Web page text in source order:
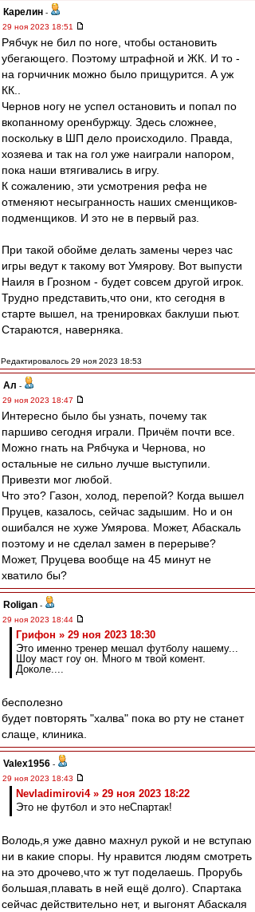
Карелин -
29 ноя 2023 18:51
Рябчук не бил по ноге, чтобы остановить
убегающего. Поэтому штрафной и ЖК. И то -
на горчичник можно было прищурится. А уж
КК..
Чернов ногу не успел остановить и попал по
вкопанному оренбуржцу. Здесь сложнее,
поскольку в ШП дело происходило. Правда,
хозяева и так на гол уже наиграли напором,
пока наши втягивались в игру.
К сожалению, эти усмотрения рефа не
отменяют несыгранность наших сменщиков-
подменщиков. И это не в первый раз.
При такой обойме делать замены через час
игры ведут к такому вот Умярову. Вот выпусти
Наиля в Грозном - будет совсем другой игрок.
Трудно представить,что они, кто сегодня в
старте вышел, на тренировках баклуши пьют.
Стараются, наверняка.
Редактировалось 29 ноя 2023 18:53
Ал -
29 ноя 2023 18:47
Интересно было бы узнать, почему так
паршиво сегодня играли. Причём почти все.
Можно гнать на Рябчука и Чернова, но
остальные не сильно лучше выступили.
Привезти мог любой.
Что это? Газон, холод, перепой? Когда вышел
Пруцев, казалось, сейчас задышим. Но и он
ошибался не хуже Умярова. Может, Абаскаль
поэтому и не сделал замен в перерыве?
Может, Пруцева вообще на 45 минут не
хватило бы?
Roligan -
29 ноя 2023 18:44
Грифон » 29 ноя 2023 18:30
Это именно тренер мешал футболу нашему...
Шоу маст гоу он. Много м твой комент.
Доколе....
бесполезно
будет повторять "халва" пока во рту не станет
слаще, клиника.
Valex1956 -
29 ноя 2023 18:43
Nevladimirovi4 » 29 ноя 2023 18:22
Это не футбол и это неСпартак!
Володь,я уже давно махнул рукой и не вступаю
ни в какие споры. Ну нравится людям смотреть
на это дрочево,что ж тут поделаешь. Прорубь
большая,плавать в ней ещё долго). Спартака
сейчас действительно нет, и выгонят Абаскаля